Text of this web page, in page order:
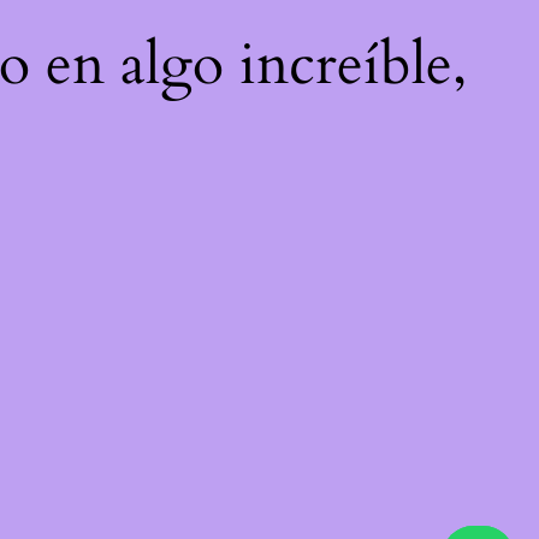
en algo increíble,